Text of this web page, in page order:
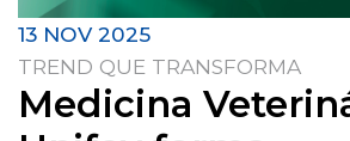
13 NOV 2025
TREND QUE TRANSFORMA
Medicina